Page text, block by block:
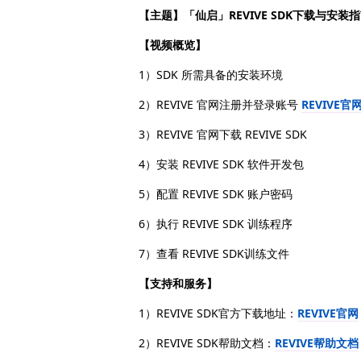
【主题】「仙启」REVIVE SDK下载与安装
【视频概览】
1）SDK 所需具备的安装环境
2）REVIVE 官网注册并登录账号 REVIVE官
3）REVIVE 官网下载 REVIVE SDK
4）安装 REVIVE SDK 软件开发包
5）配置 REVIVE SDK 账户密码
6）执行 REVIVE SDK 训练程序
7）查看 REVIVE SDK训练文件
【支持和服务】
1）REVIVE SDK官方下载地址： REVIVE官网
2）REVIVE SDK帮助文档： REVIVE帮助文档